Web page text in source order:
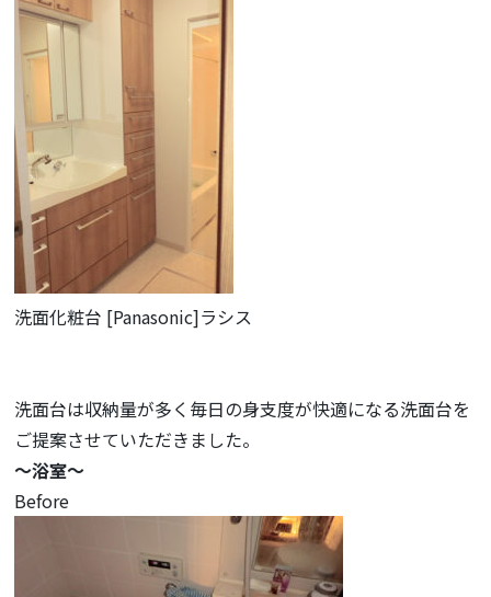
洗面化粧台 [Panasonic]ラシス
洗面台は収納量が多く毎日の身支度が快適になる洗面台を
ご提案させていただきました。
～浴室～
Before